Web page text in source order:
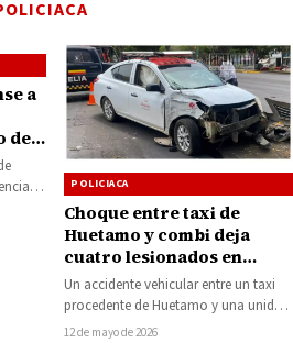
a
de
en
POLICIACA
Choque entre taxi de
Huetamo y combi deja
cuatro lesionados en
Calzada La Huerta de
Morelia
Un accidente vehicular entre un taxi
procedente de Huetamo y una unidad
del transporte público de la Ruta…
12 de mayo de 2026